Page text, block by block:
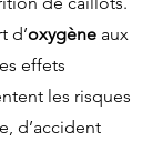
d’oxygène aux
effets
les risques
d’accident